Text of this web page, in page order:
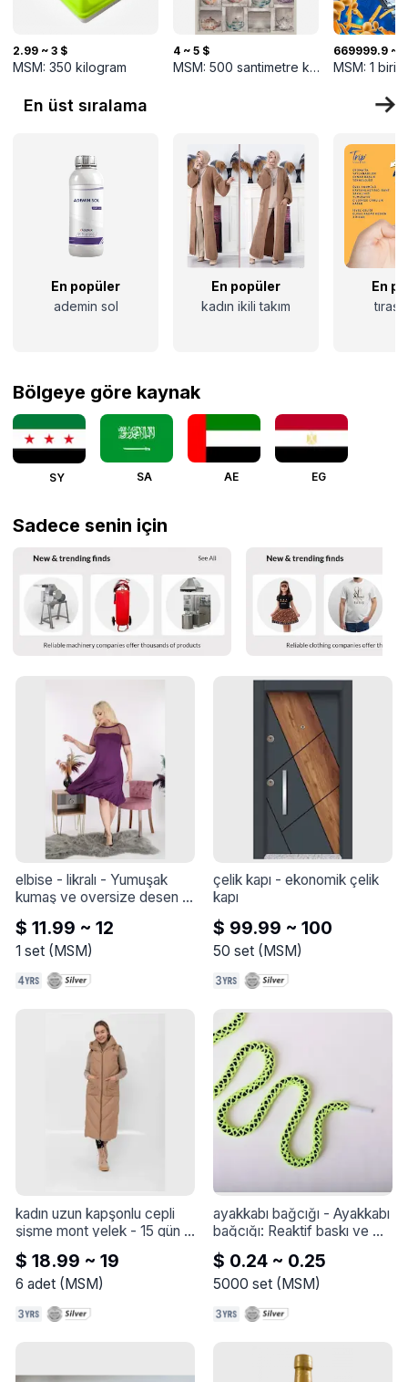
2.99 ~ 3 $
MSM: 350 kilogram
4 ~ 5 $
MSM: 500 santimetre kare
669999.9 ~
MSM: 1 birim
En üst sıralama
En popüler
ademin sol
En popüler
kadın ikili takım
En
tıraş
Bölgeye göre kaynak
SY SA AE EG
Sadece senin için
elbise - likralı - Yumuşak
kumaş ve oversize desen
kullanılarak Türkiye'de
üretilmiştir. (Türkiye'de
üretilmiştir)
$ 11.99 ~ 12
1 set(MSM)
çelik kapı - ekonomik çelik
kapı
$ 99.99 ~ 100
50 set (MSM)
kadın uzun kapşonlu cepli
şişme mont yelek - 15 gün
içinde ücretsiz iade. Detaylı
bilgi için tıklayın.
Ürün içi astarlıdır,oldukça
Ürün ihracat ithal üründür.
$ 18.99 ~ 19
6 adet( MSM)
ayakkabı bağcığı - Ayakkabı
bağcığı: Reaktif baskı ve
boyama, hızlı renk haslığı,
kaynar suda haşlanma,
solma yapmaz.
yeterli malzeme, narin doku,
güçlü çekme kuvveti ve
$ 0.24 ~ 0.25
5000 set ( MSM)